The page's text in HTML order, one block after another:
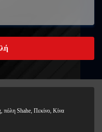
πόλη Shahe, Πεκίνο, Κίνα